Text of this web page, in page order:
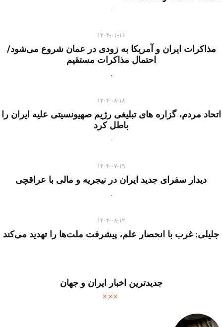
۱۴۰۴-۰۱-۱۶
مذاکرات ایران و آمریکا به زودی در عمان شروع می‌شود/
احتمال مذاکرات مستقیم
۱۴۰۴-۰۸-۱۸
اتحاد مردم، گزاره های تبلیغی رژیم صهیونسیتی علیه ایران را
باطل کرد
۱۴۰۴-۰۷-۱۹
دیدار سفرای جدید ایران در نیجریه و مالی با عراقچی
۱۴۰۴-۰۸-۱۲
جلیلی: غرب با انحصار علم، پیشرفت ملت‌ها را تهدید می‌کند
جدیدترین اخبار ایران و جهان